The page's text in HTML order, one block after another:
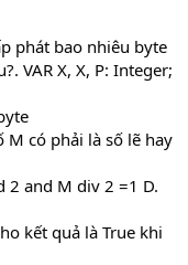
phát bao nhiêu byte
VAR X, X, P: Integer;
M có phải là số lẽ hay
2 and M div 2 =1 D.
kết quả là True khi